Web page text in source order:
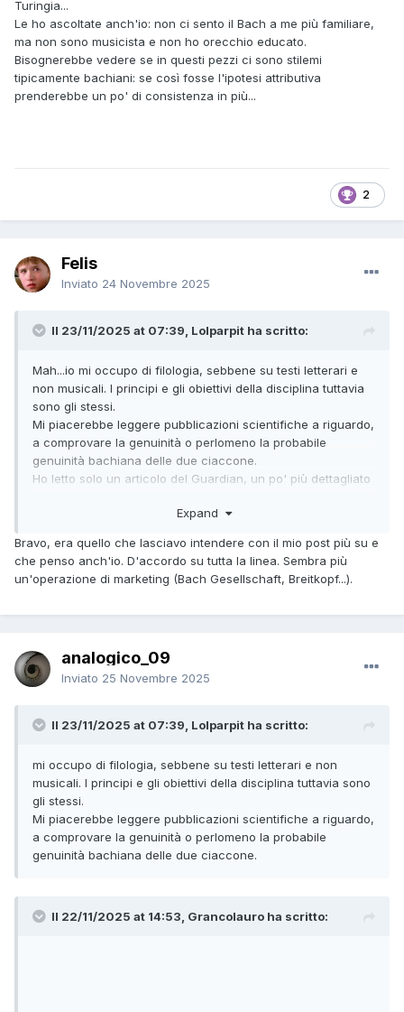
Turingia...
Le ho ascoltate anch'io: non ci sento il Bach a me più familiare,
ma non sono musicista e non ho orecchio educato.
Bisognerebbe vedere se in questi pezzi ci sono stilemi
tipicamente bachiani: se così fosse l'ipotesi attributiva
prenderebbe un po' di consistenza in più...
2
Felis
Inviato 24 Novembre 2025
Il 23/11/2025 at 07:39, Lolparpit ha scritto:
Mah...io mi occupo di filologia, sebbene su testi letterari e
non musicali. I principi e gli obiettivi della disciplina tuttavia
sono gli stessi.
Mi piacerebbe leggere pubblicazioni scientifiche a riguardo,
a comprovare la genuinità o perlomeno la probabile
genuinità bachiana delle due ciaccone.
Ho letto solo un articolo del Guardian, un po' più dettagliato
Sembra che la prova, o forse meglio indizio decisivo, sia il
Salomon Gunter John, organista allievo di Bach ad Arnstadt,
del quale sono note altre trascrizioni di testi sicuramente
bachiani. Oltretutto nell'articolo è detto 'similar', per cui non
questi, sembra molto molto avventata: non è stato trovato
l'autografo di Bach. Nemmeno questo in realtà darebbe la
(esempio dalla letteratura: Boccaccio si è copiato per ben
Toledo, uno a Firenze, uno ora in Vaticana).
Credo che l'unica cosa che si può dire, rebus sic stantibus,
se davvero il copista è quell'allievo di Bach, è che le due
ciaccone sono state scritte in un ambiente prossimo a
quello bachiano. Non credo che JSB fosse l'unico che
scrivesse cose per organo in Turingia...
educato.
Expand
Bravo, era quello che lasciavo intendere con il mio post più su e
che penso anch'io. D'accordo su tutta la linea. Sembra più
un'operazione di marketing (Bach Gesellschaft, Breitkopf...).
analogico_09
Inviato 25 Novembre 2025
Il 23/11/2025 at 07:39, Lolparpit ha scritto:
mi occupo di filologia, sebbene su testi letterari e non
musicali. I principi e gli obiettivi della disciplina tuttavia sono
gli stessi.
Mi piacerebbe leggere pubblicazioni scientifiche a riguardo,
a comprovare la genuinità o perlomeno la probabile
genuinità bachiana delle due ciaccone.
Il 22/11/2025 at 14:53, Grancolauro ha scritto: